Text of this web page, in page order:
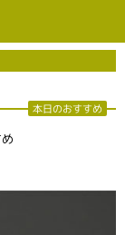
本日のおすすめ